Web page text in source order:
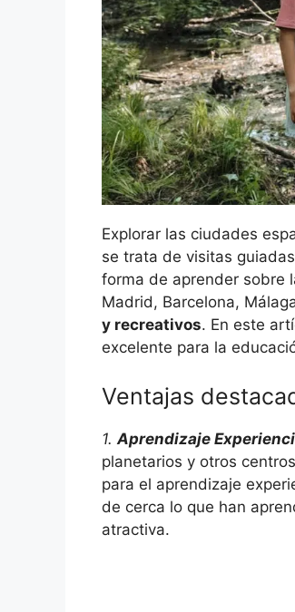
Explorar las ciudades
se trata de visitas
forma de aprender sobre
Madrid, Barcelona,
y recreativos. En este
excelente para la
Ventajas
1. Aprendizaje
planetarios y otros
para el aprendizaje
de cerca lo que han
atractiva.